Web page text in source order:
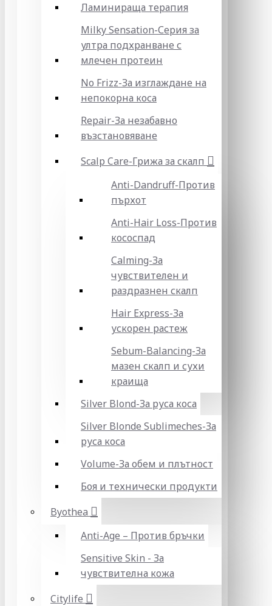
Ламинираща терапия
Milky Sensation-Серия за
ултра подхранване с
млечен протеин
No Frizz-За изглаждане на
непокорна коса
Repair-За незабавно
възстановяване
Scalp Care-Грижа за скалп
Anti-Dandruff-Против
пърхот
Anti-Hair Loss-Против
кососпад
Calming-За
чувствителен и
раздразнен скалп
Hair Express-За
ускорен растеж
Sebum-Balancing-За
мазен скалп и сухи
краища
Silver Blond-За руса коса
Silver Blonde Sublіmeches-За
руса коса
Volume-За обем и плътност
Боя и технически продукти
Byothea
Anti-Age – Против бръчки
Sensitive Skin - За
чувствителна кожа
Citylife